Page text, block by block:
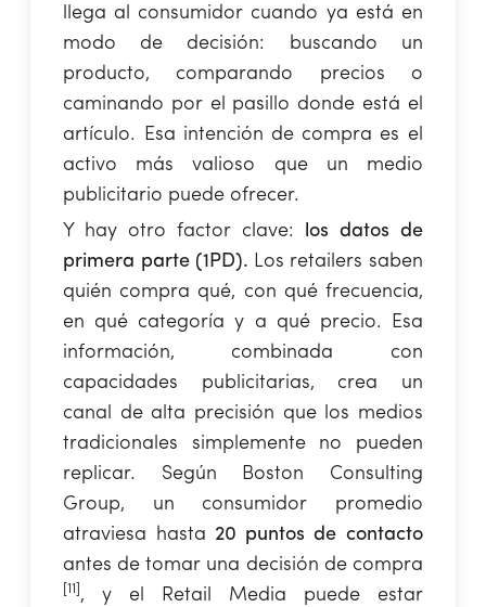
llega al consumidor cuando ya está en
modo de decisión: buscando un
producto, comparando precios o
caminando por el pasillo donde está el
artículo. Esa intención de compra es el
activo más valioso que un medio
publicitario puede ofrecer.
Y hay otro factor clave:
los datos de
primera parte (1PD). Los retailers saben
quién compra qué, con qué frecuencia,
en qué categoría y a qué precio. Esa
información, combinada con
capacidades publicitarias, crea un
canal de alta precisión que los medios
tradicionales simplemente no pueden
replicar. Según Boston Consulting
Group, un consumidor promedio
atraviesa hasta 20 puntos de contacto
antes de tomar una decisión de compra
[11] , y el Retail Media puede estar